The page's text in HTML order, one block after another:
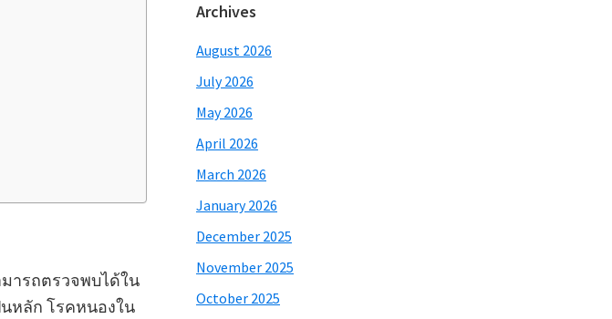
ารถตรวจพบได้ใน
หลัก โรคหนองใน
Archives
August 2026
July 2026
May 2026
April 2026
March 2026
January 2026
December 2025
November 2025
October 2025